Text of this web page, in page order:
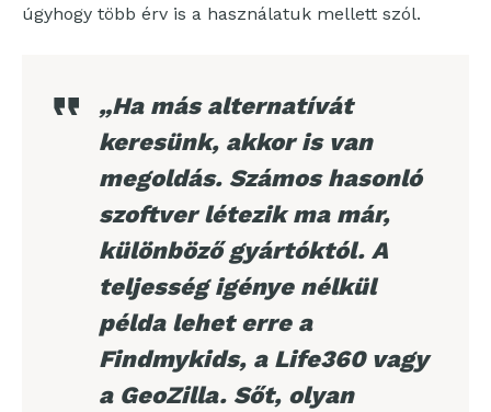
úgyhogy több érv is a használatuk mellett szól.
„Ha más alternatívát
keresünk, akkor is van
megoldás. Számos hasonló
szoftver létezik ma már,
különböző gyártóktól. A
teljesség igénye nélkül
példa lehet erre a
Findmykids, a Life360 vagy
a GeoZilla. Sőt, olyan